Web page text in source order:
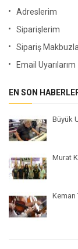
Adreslerim
Siparişlerim
Sipariş
Email Uyarılarım
EN SON
Büyük
Murat
Keman